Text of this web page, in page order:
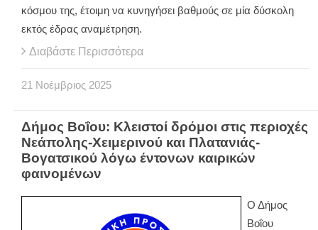
κόσμου της, έτοιμη να κυνηγήσει βαθμούς σε μία δύσκολη
εκτός έδρας αναμέτρηση.
Διαβάστε Περισσότερα
21 Νοέμβριος 2025
Δήμος Βοΐου: Κλειστοί δρόμοι στις περιοχές
Νεάπολης-Χειμερινού και Πλατανιάς-
Βογατσικού λόγω έντονων καιρικών
φαινομένων
Ο Δήμος
Βοΐου